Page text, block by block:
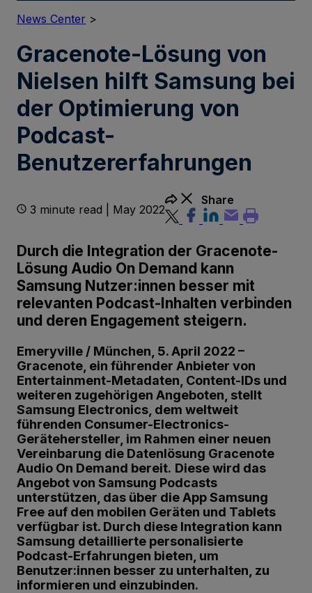
News Center >
Gracenote-Lösung von
Nielsen hilft Samsung bei
der Optimierung von
Podcast-
Benutzererfahrungen
3 minute read | May 2022
Share
Durch die Integration der Gracenote-
Lösung Audio On Demand kann
Samsung Nutzer:innen besser mit
relevanten Podcast-Inhalten verbinden
und deren Engagement steigern.
Emeryville / München, 5. April 2022 –
Gracenote, ein führender Anbieter von
Entertainment-Metadaten, Content-IDs und
weiteren zugehörigen Angeboten, stellt
Samsung Electronics, dem weltweit
führenden Consumer-Electronics-
Gerätehersteller, im Rahmen einer neuen
Vereinbarung die Datenlösung Gracenote
Audio On Demand bereit. Diese wird das
Angebot von Samsung Podcasts
unterstützen, das über die App Samsung
Free auf den mobilen Geräten und Tablets
verfügbar ist. Durch diese Integration kann
Samsung detaillierte personalisierte
Podcast-Erfahrungen bieten, um
Benutzer:innen besser zu unterhalten, zu
informieren und einzubinden.